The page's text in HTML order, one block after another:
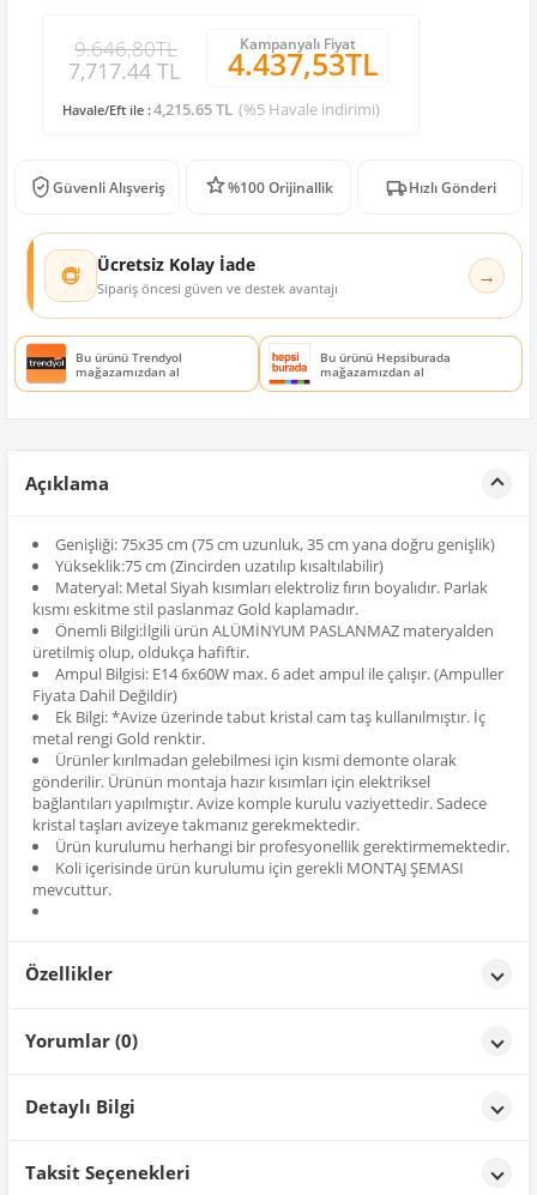
9.646,80TL
7,717.44 TL
Kampanyalı Fiyat
4.437,53TL
Havale/Eft ile :4,215.65 TL (%5 Havale indirimi)
Güvenli Alışveriş %100 Orijinallik Hızlı Gönderi
Ücretsiz Kolay İade
Sipariş öncesi güven ve destek avantajı →
Bu ürünü Trendyol
mağazamızdan al
Bu ürünü Hepsiburada
mağazamızdan al
Açıklama
Genişliği: 75x35 cm (75 cm uzunluk, 35 cm yana doğru genişlik)
Yükseklik:75 cm (Zincirden uzatılıp kısaltılabilir)
Materyal: Metal Siyah kısımları elektroliz fırın boyalıdır. Parlak
kısmı eskitme stil paslanmaz Gold kaplamadır.
Önemli Bilgi:İlgili ürün ALÜMİNYUM PASLANMAZ materyalden
üretilmiş olup, oldukça hafiftir.
Ampul Bilgisi: E14 6x60W max. 6 adet ampul ile çalışır. (Ampuller
Fiyata Dahil Değildir)
Ek Bilgi: *Avize üzerinde tabut kristal cam taş kullanılmıştır. İç
metal rengi Gold renktir.
Ürünler kırılmadan gelebilmesi için kısmi demonte olarak
gönderilir. Ürünün montaja hazır kısımları için elektriksel
bağlantıları yapılmıştır. Avize komple kurulu vaziyettedir. Sadece
kristal taşları avizeye takmanız gerekmektedir.
Ürün kurulumu herhangi bir profesyonellik gerektirmemektedir.
Koli içerisinde ürün kurulumu için gerekli MONTAJ ŞEMASI
mevcuttur.
Özellikler
Yorumlar (0)
Detaylı Bilgi
Ürün Detayları;
Taksit Seçenekleri